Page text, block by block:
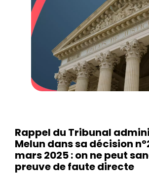
Rappel du Tribunal
Melun dans sa décision
mars 2025 : on ne peut
preuve de faute directe